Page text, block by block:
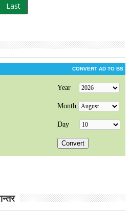
Last